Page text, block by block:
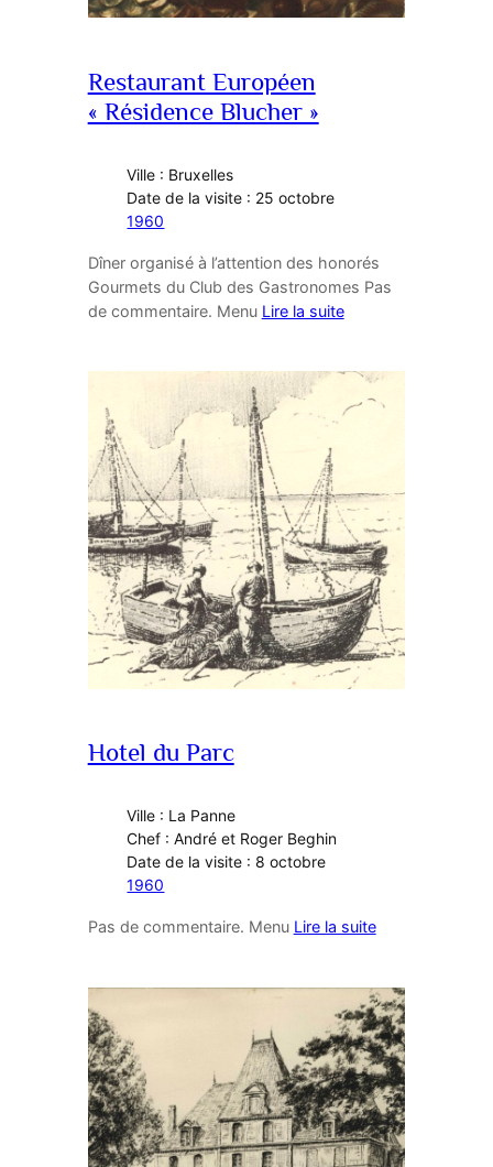
Restaurant Européen
« Résidence Blucher »
Ville : Bruxelles
Date de la visite : 25 octobre
1960
Dîner organisé à l’attention des honorés
Gourmets du Club des Gastronomes Pas
de commentaire. Menu Lire la suite
Hotel du Parc
Ville : La Panne
Chef : André et Roger Beghin
Date de la visite : 8 octobre
1960
Pas de commentaire. Menu Lire la suite